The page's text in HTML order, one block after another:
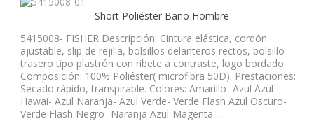
Short Poliéster Baño Hombre
5415008- FISHER Descripción: Cintura elástica, cordón
ajustable, slip de rejilla, bolsillos delanteros rectos, bolsillo
trasero tipo plastrón con ribete a contraste, logo bordado.
Composición: 100% Poliéster( microfibra 50D). Prestaciones:
Secado rápido, transpirable. Colores: Amarillo- Azul Azul
Hawai- Azul Naranja- Azul Verde- Verde Flash Azul Oscuro-
Verde Flash Negro- Naranja Azul-Magenta ...